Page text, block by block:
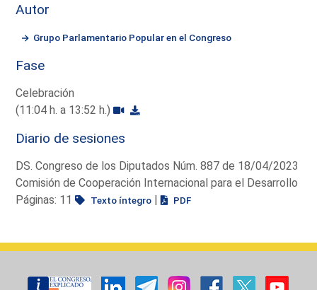
Autor
Grupo Parlamentario Popular en el Congreso
Fase
Celebración
(11:04 h. a 13:52 h.)
Diario de sesiones
DS. Congreso de los Diputados Núm. 887 de 18/04/2023
Comisión de Cooperación Internacional para el Desarrollo
Páginas: 11
Texto íntegro | PDF